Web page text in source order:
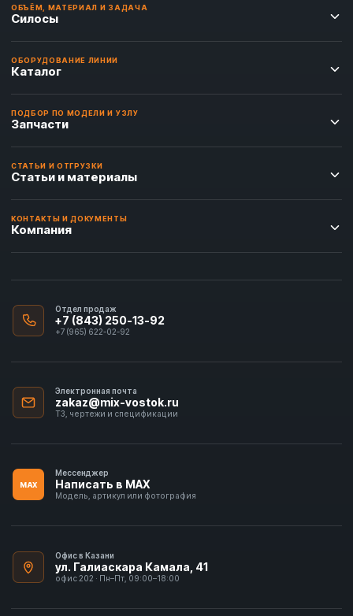
ОБЪЁМ, МАТЕРИАЛ И ЗАДАЧА
Силосы
ОБОРУДОВАНИЕ ЛИНИИ
Каталог
ПОДБОР ПО МОДЕЛИ И УЗЛУ
Запчасти
СТАТЬИ И ОТГРУЗКИ
Статьи и материалы
КОНТАКТЫ И ДОКУМЕНТЫ
Компания
Отдел продаж
+7 (843) 250-13-92
+7 (965) 622-02-92
Электронная почта
zakaz@mix-vostok.ru
ТЗ, чертежи и спецификации
MAX
Мессенджер
Написать в MAX
Модель, артикул или фотография
Офис в Казани
ул. Галиаскара Камала, 41
офис 202 · Пн–Пт, 09:00–18:00